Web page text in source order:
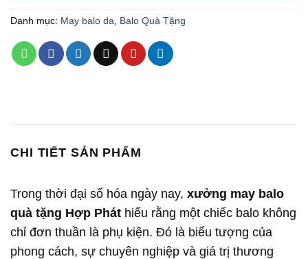
Danh mục: May balo da Balo Quà Tặng
CHI TIẾT SẢN PHẨM
Trong thời đại số hóa ngày nay, xưởng may balo
quà tặng Hợp Phát hiểu rằng một chiếc balo không
chỉ đơn thuần là phụ kiện. Đó là biểu tượng của
phong cách, sự chuyên nghiệp và giá trị thương